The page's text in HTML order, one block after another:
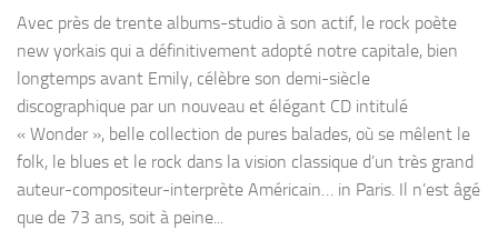
Avec près de trente albums-studio à son actif, le rock poète
new yorkais qui a définitivement adopté notre capitale, bien
longtemps avant Emily, célèbre son demi-siècle
discographique par un nouveau et élégant CD intitulé
« Wonder », belle collection de pures balades, où se mêlent le
folk, le blues et le rock dans la vision classique d’un très grand
auteur-compositeur-interprète Américain… in Paris. Il n’est âgé
que de 73 ans, soit à peine...